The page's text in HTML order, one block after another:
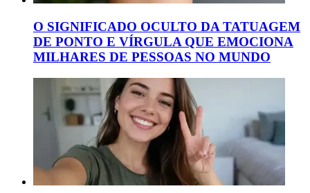
O SIGNIFICADO OCULTO DA TATUAGEM
DE PONTO E VÍRGULA QUE EMOCIONA
MILHARES DE PESSOAS NO MUNDO